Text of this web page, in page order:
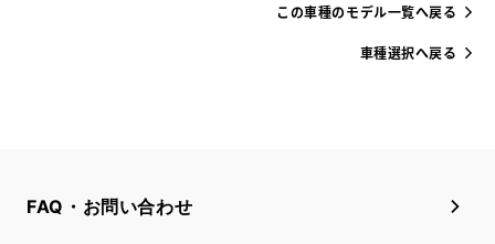
この車種のモデル一覧へ戻る
車種選択へ戻る
FAQ・お問い合わせ